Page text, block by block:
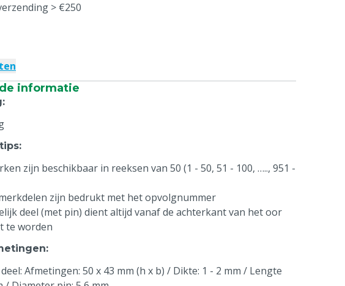
> €250
informatie
:
:
zijn beschikbaar in reeksen van 50 (1 - 50, 51 - 100, ….., 951 -
zijn bedrukt met het opvolgnummer
deel (met pin) dient altijd vanaf de achterkant van het oor
te worden
:
Afmetingen: 50 x 43 mm (h x b) / Dikte: 1 - 2 mm / Lengte